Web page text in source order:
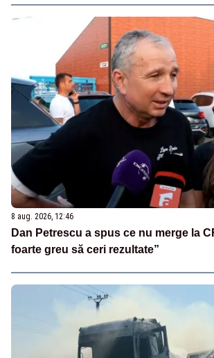
8 aug. 2026, 12:46
Dan Petrescu a spus ce nu merge la
foarte greu să ceri rezultate”